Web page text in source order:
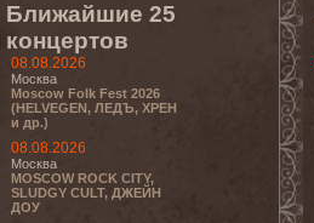
Ближайшие 25
концертов
08.08.2026
Москва
Moscow Folk Fest 2026
(HELVEGEN, ЛЕДЪ, ХРЕН
и др.)
08.08.2026
Москва
MOSCOW ROCK CITY,
SLUDGY CULT, ДЖЕЙН
ДОУ